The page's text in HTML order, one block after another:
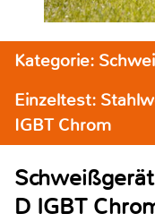
Kategorie:
Einzeltest:
IGBT Chrom
D IGBT